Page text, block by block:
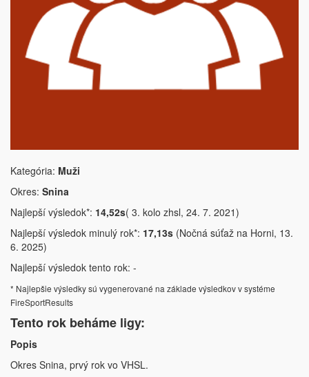
Kategória: Muži
Okres: Snina
Najlepší výsledok*: 14,52s( 3. kolo zhsl, 24. 7. 2021)
Najlepší výsledok minulý rok*: 17,13s (Nočná súťaž na Horni, 13.
6. 2025)
Najlepší výsledok tento rok: -
* Najlepšie výsledky sú vygenerované na základe výsledkov v systéme
FireSportResults
Tento rok beháme ligy:
Popis
Okres Snina, prvý rok vo VHSL.